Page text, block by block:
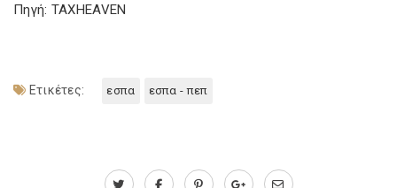
Πηγή: TAXHEAVEN
Ετικέτες: εσπα εσπα - πεπ